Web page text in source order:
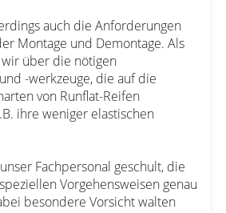
auch die Anforderungen
Montage und Demontage. Als
über die nötigen
-werkzeuge, die auf die
von Runflat-Reifen
ihre weniger elastischen
Fachpersonal geschult, die
Vorgehensweisen genau
besondere Vorsicht walten